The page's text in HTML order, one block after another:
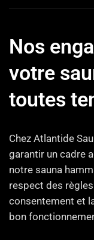
Nos
votre
toutes
Chez Atlantide
garantir un cadre
notre sauna
respect des règles
consentement et
bon